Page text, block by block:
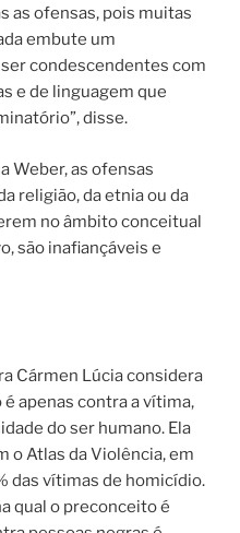
as ofensas, pois muitas
embute um
condescendentes com
e de linguagem que
disse.
Weber, as ofensas
religião, da etnia ou da
no âmbito conceitual
são inafiançáveis e
Cármen Lúcia considera
apenas contra a vítima,
do ser humano. Ela
o Atlas da Violência, em
das vítimas de homicídio.
qual o preconceito é